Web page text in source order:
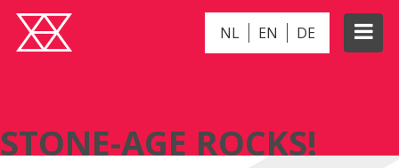
NL EN DE
STONE-AGE ROCKS!